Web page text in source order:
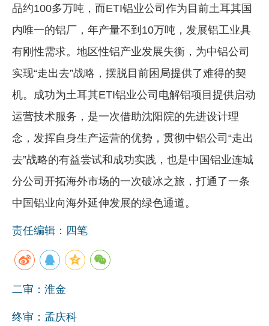
品约100多万吨，而ETI铝业公司作为目前土耳其国
内唯一的铝厂，年产量不到10万吨，发展铝工业具
有刚性需求。地区性铝产业发展失衡，为中铝公司
实现“走出去”战略，摆脱目前困局提供了难得的契
机。成功为土耳其ETI铝业公司电解铝项目提供启动
运营技术服务，是一次借助沈阳院的先进设计理
念，发挥自身生产运营的优势，贯彻中铝公司“走出
去”战略的有益尝试和成功实践，也是中国铝业连城
分公司开拓海外市场的一次破冰之旅，打通了一条
中国铝业向海外延伸发展的绿色通道。
责任编辑：四笔
二审：淮金
终审：孟庆科